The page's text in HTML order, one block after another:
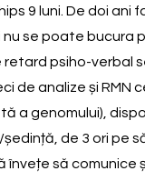
9 luni. De doi
se poate bucura
psiho-verbal
de analize și RMN
genomului),
de 3 ori pe
să comunice